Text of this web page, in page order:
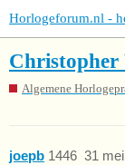
Horlogeforum.nl -
Christopher
Algemene
joepb 31
1446